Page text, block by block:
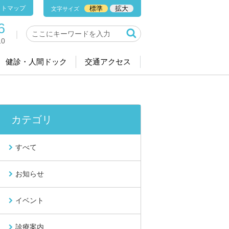
マップ 文字サイズ 標準 拡大
健診・人間ドック 交通アクセス
カテゴリ
すべて
お知らせ
イベント
診療案内